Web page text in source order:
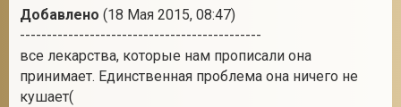
Добавлено (18 Мая 2015, 08:47)
---------------------------------------------
все лекарства, которые нам прописали она
принимает. Единственная проблема она ничего не
кушает(